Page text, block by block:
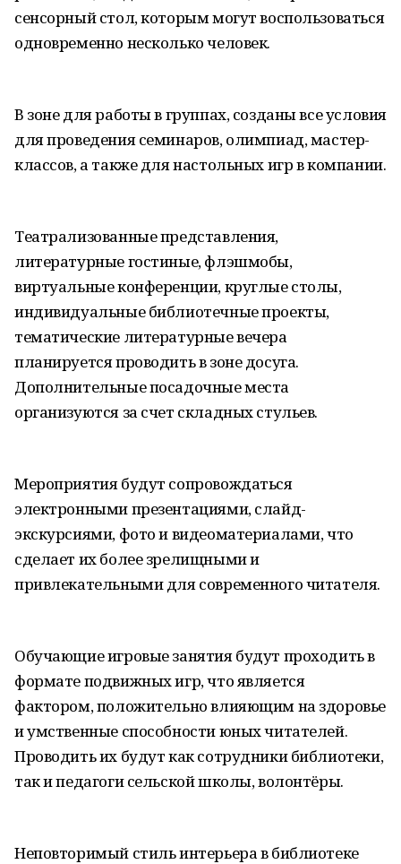
сенсорный стол, которым могут воспользоваться
одновременно несколько человек.
В зоне для работы в группах, созданы все условия
для проведения семинаров, олимпиад, мастер-
классов, а также для настольных игр в компании.
Театрализованные представления,
литературные гостиные, флэшмобы,
виртуальные конференции, круглые столы,
индивидуальные библиотечные проекты,
тематические литературные вечера
планируется проводить в зоне досуга.
Дополнительные посадочные места
организуются за счет складных стульев.
Мероприятия будут сопровождаться
электронными презентациями, слайд-
экскурсиями, фото и видеоматериалами, что
сделает их более зрелищными и
привлекательными для современного читателя.
Обучающие игровые занятия будут проходить в
формате подвижных игр, что является
фактором, положительно влияющим на здоровье
и умственные способности юных читателей.
Проводить их будут как сотрудники библиотеки,
так и педагоги сельской школы, волонтёры.
Неповторимый стиль интерьера в библиотеке